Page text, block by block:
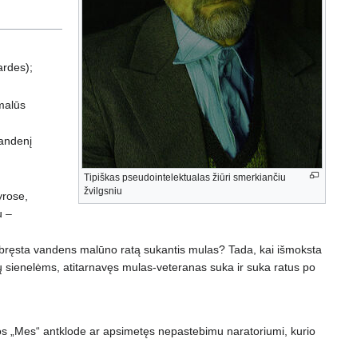
Tipiškas pseudointelektualas žiūri smerkiančiu
žvilgsniu
–
vandens malūno ratą sukantis mulas? Tada, kai išmoksta
atitarnavęs mulas-veteranas suka ir suka ratus po
„Mes“ antklode ar apsimetęs nepastebimu naratoriumi, kurio